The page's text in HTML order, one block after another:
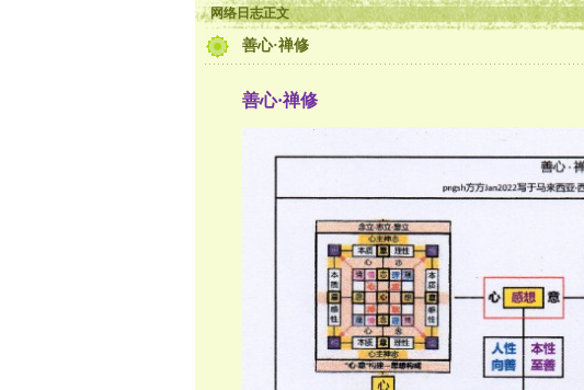
网络日志正文
善心·禅修
善心·禅修